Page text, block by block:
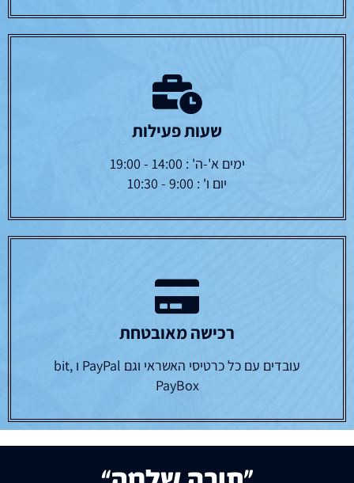
שעות פעילות
ימים א'-ה' : 14:00 - 19:00
יום ו' : 9:00 - 10:30
רכישה מאובטחת
עובדים עם כל כרטיסי האשראי וגם PayPal ו bit,
PayBox